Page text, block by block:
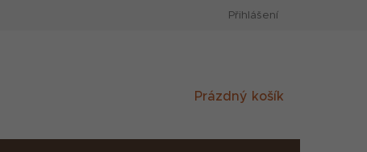
Přihlášení
Nákupní
Prázdný košík